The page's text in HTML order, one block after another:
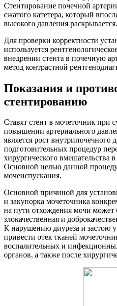
Стентирование почечной
сжатого катетера, который
высокого давления раскрывается.
Для проверки корректности
используется
внедрении стента в почечную
метод контрастной
Показания и
стентированию
Ставят стент в мочеточник при
повышении артериального
является рост внутрипочечного
подготовительных процедур
хирургического вмешательства
Основной целью данной
мочеиспускания.
Основной причиной для
и закупорка мочеточника
на пути отхождения мочи может
злокачественная и
К нарушению диуреза и застою
привести отек тканей
воспалительных и
органов, а также после